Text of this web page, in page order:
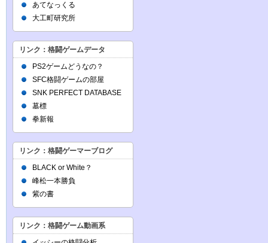
あてなっくる
大工町研究所
リンク：格闘ゲームデータ
PS2ゲームどうなの？
SFC格闘ゲームの部屋
SNK PERFECT DATABASE
墓標
拳新報
リンク：格闘ゲーマーブログ
BLACK or White？
峰松一本勝負
紫の書
リンク：格闘ゲーム動画系